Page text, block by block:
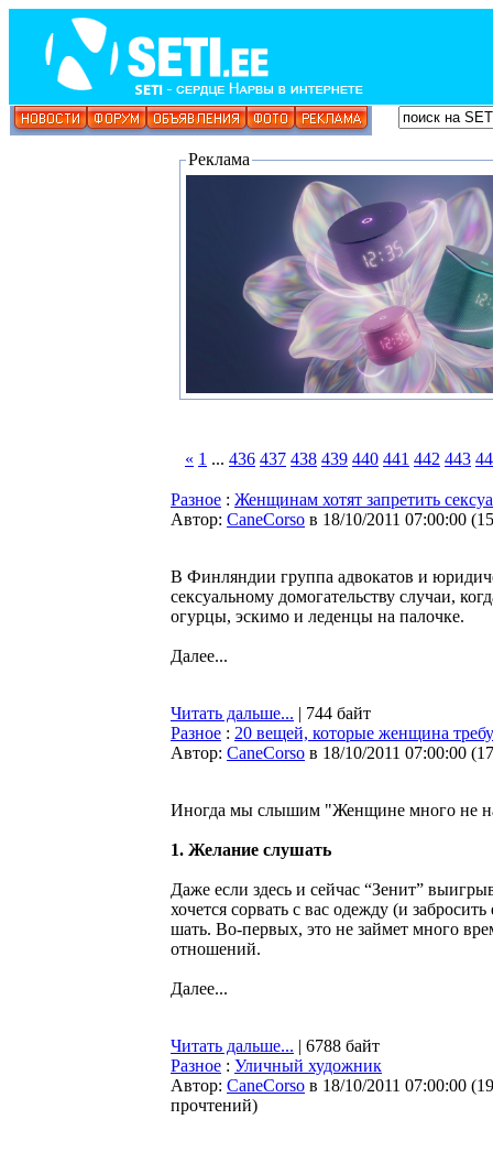
Реклама
« 1 ... 436 437 438 439 440 441 442 443
Разное : Женщинам хотят запретить
Автор: CaneCorso в 18/10/2011 07:00:00 (
В Финляндии группа адвокатов и
сексуальному домогательству случаи,
огурцы, эскимо и леденцы на палочке.
Далее...
Читать дальше... | 744 байт
Разное : 20 вещей, которые женщина
Автор: CaneCorso в 18/10/2011 07:00:00 (
Иногда мы слышим "Женщине много не
1. Желание слушать
Даже если здесь и сейчас “Зенит”
хочется сорвать с вас одежду (и
шать. Во-первых, это не займет много
отношений.
Далее...
Читать дальше... | 6788 байт
Разное : Уличный художник
Автор: CaneCorso в 18/10/2011 07:00:00 (
прочтений)